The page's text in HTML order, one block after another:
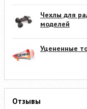
Чехлы для
моделей
Уцененные
Отзывы